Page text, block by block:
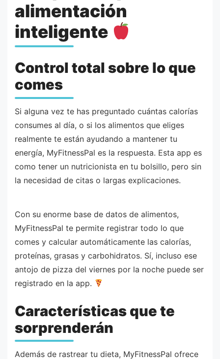
alimentación
inteligente
Control total sobre lo que
comes
Si alguna vez te has preguntado cuántas calorías
consumes al día, o si los alimentos que eliges
realmente te están ayudando a mantener tu
energía, MyFitnessPal es la respuesta. Esta app es
como tener un nutricionista en tu bolsillo, pero sin
la necesidad de citas o largas explicaciones.
Con su enorme base de datos de alimentos,
MyFitnessPal te permite registrar todo lo que
comes y calcular automáticamente las calorías,
proteínas, grasas y carbohidratos. Sí, incluso ese
antojo de pizza del viernes por la noche puede ser
registrado en la app.
Características que te
sorprenderán
Además de rastrear tu dieta, MyFitnessPal ofrece